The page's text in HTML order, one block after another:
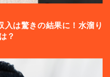
は驚きの結果に！水溜り
？